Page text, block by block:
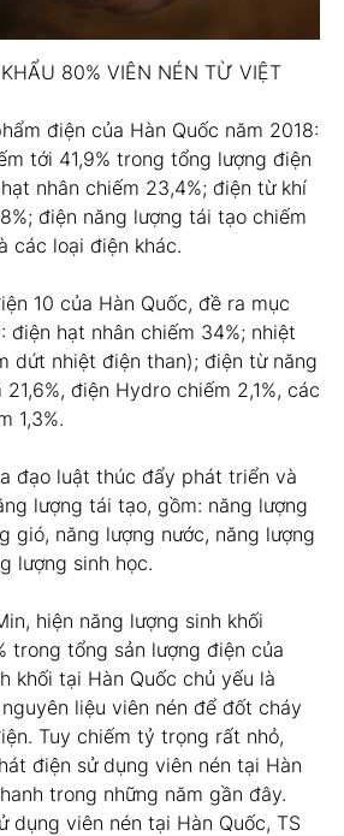
80% VIÊN NÉN TỪ VIỆT
điện của Hàn Quốc năm 2018:
tới 41,9% trong tổng lượng điện
nhân chiếm 23,4%; điện từ khí
điện năng lượng tái tạo chiếm
các loại điện khác.
10 của Hàn Quốc, đề ra mục
điện hạt nhân chiếm 34%; nhiệt
dứt nhiệt điện than); điện từ năng
điện Hydro chiếm 2,1%, các
1,3%.
đạo luật thúc đẩy phát triển và
lượng tái tạo, gồm: năng lượng
gió, năng lượng nước, năng lượng
lượng sinh học.
hiện năng lượng sinh khối
trong tổng sản lượng điện của
khối tại Hàn Quốc chủ yếu là
liệu viên nén để đốt cháy
Tuy chiếm tỷ trọng rất nhỏ,
điện sử dụng viên nén tại Hàn
trong những năm gần đây.
dụng viên nén tại Hàn Quốc, TS